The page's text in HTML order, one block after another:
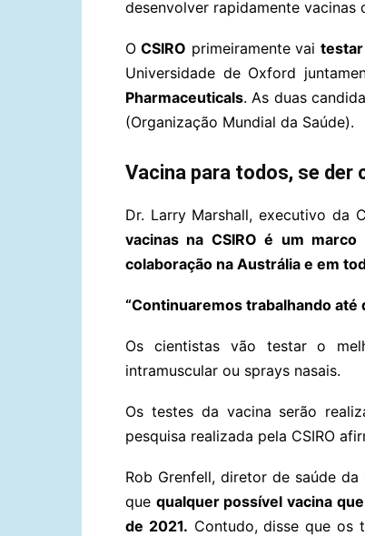
desenvolver rapidamente vacinas
OCSIRO primeiramente vai testar
Universidade de Oxford
Pharmaceuticals. As duas
(Organização Mundial da Saúde).
Vacina para todos, se der
Dr. Larry Marshall, executivo da
vacinas na CSIRO é um
colaboração na Austrália e em
“Continuaremos trabalhando até
Os cientistas vão testar o
intramuscular ou sprays nasais.
Os testes da vacina serão
pesquisa realizada pela CSIRO
Rob Grenfell, diretor de saúde da
que qualquer possível vacina
de 2021. Contudo, disse que os